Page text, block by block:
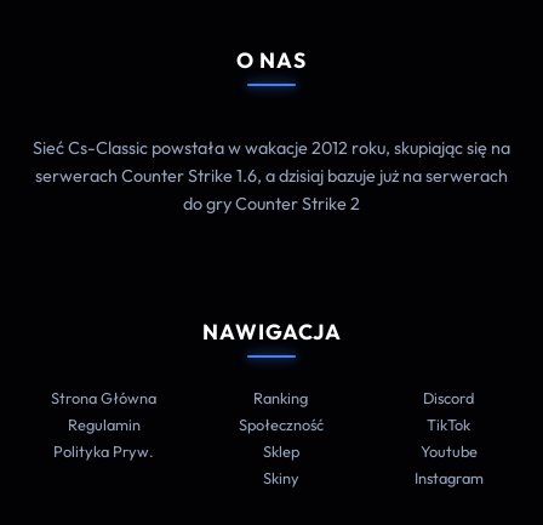
O NAS
Sieć Cs-Classic powstała w wakacje 2012 roku, skupiając się na
serwerach Counter Strike 1.6, a dzisiaj bazuje już na serwerach
do gry Counter Strike 2
NAWIGACJA
Strona Główna
Regulamin
Polityka Pryw.
Ranking
Społeczność
Sklep
Skiny
Discord
TikTok
Youtube
Instagram